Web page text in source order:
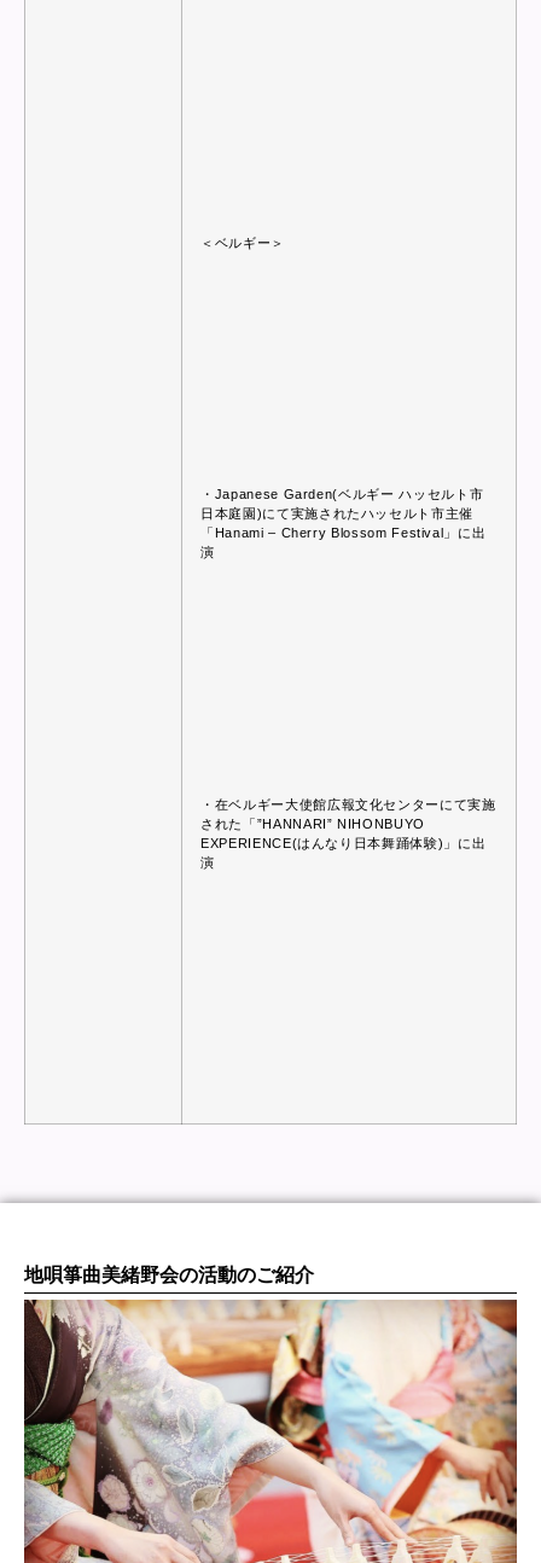
＜ベルギー＞
・Japanese Garden(ベルギー ハッセルト市
日本庭園)にて実施されたハッセルト市主催
「Hanami – Cherry Blossom Festival」に出
演
・在ベルギー大使館広報文化センターにて実施
された「”HANNARI” NIHONBUYO
EXPERIENCE(はんなり日本舞踊体験)」に出
演
地唄箏曲美緒野会の活動のご紹介